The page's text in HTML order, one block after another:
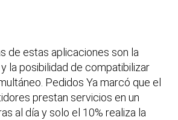
de estas aplicaciones son la
la posibilidad de compatibilizar
Pedidos Ya marcó que el
prestan servicios en un
al día y solo el 10% realiza la